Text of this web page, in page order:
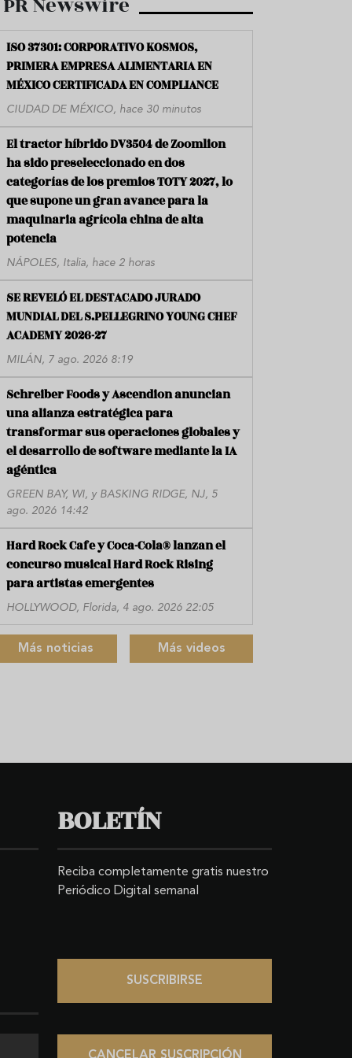
ISO 37301: CORPORATIVO KOSMOS,
PRIMERA EMPRESA ALIMENTARIA EN
MÉXICO CERTIFICADA EN COMPLIANCE
CIUDAD DE MÉXICO, hace 30 minutos
El tractor híbrido DV3504 de Zoomlion
ha sido preseleccionado en dos
categorías de los premios TOTY 2027, lo
que supone un gran avance para la
maquinaria agrícola china de alta
potencia
NÁPOLES, Italia, hace 2 horas
SE REVELÓ EL DESTACADO JURADO
MUNDIAL DEL S.PELLEGRINO YOUNG CHEF
ACADEMY 2026-27
MILÁN, 7 ago. 2026 8:19
Schreiber Foods y Ascendion anuncian
una alianza estratégica para
transformar sus operaciones globales y
el desarrollo de software mediante la IA
agéntica
GREEN BAY, WI, y BASKING RIDGE, NJ, 5
ago. 2026 14:42
Hard Rock Cafe y Coca-Cola® lanzan el
concurso musical Hard Rock Rising
para artistas emergentes
HOLLYWOOD, Florida, 4 ago. 2026 22:05
Más noticias Más videos
BOLETÍN
Reciba completamente gratis nuestro
Periódico Digital semanal
SUSCRIBIRSE